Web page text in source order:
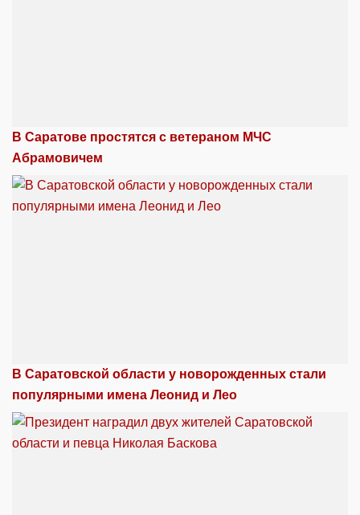
В Саратове простятся с ветераном МЧС
Абрамовичем
В Саратовской области у новорожденных стали
популярными имена Леонид и Лео